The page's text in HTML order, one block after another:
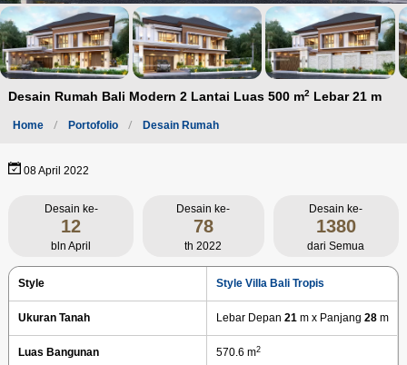
Desain Rumah Bali Modern 2 Lantai Luas 500 m2 Lebar 21 m
Home Portofolio Desain Rumah
08 April 2022
Desain ke-
12
bln April
Desain ke-
78
th 2022
Desain ke-
1380
dari Semua
Style Style Villa Bali Tropis
Ukuran Tanah Lebar Depan21 m x Panjang28 m
Luas Bangunan 570.6 m2